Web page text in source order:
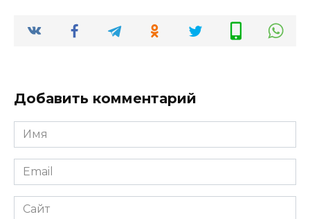
Добавить комментарий
Имя
*
Email
*
Сайт